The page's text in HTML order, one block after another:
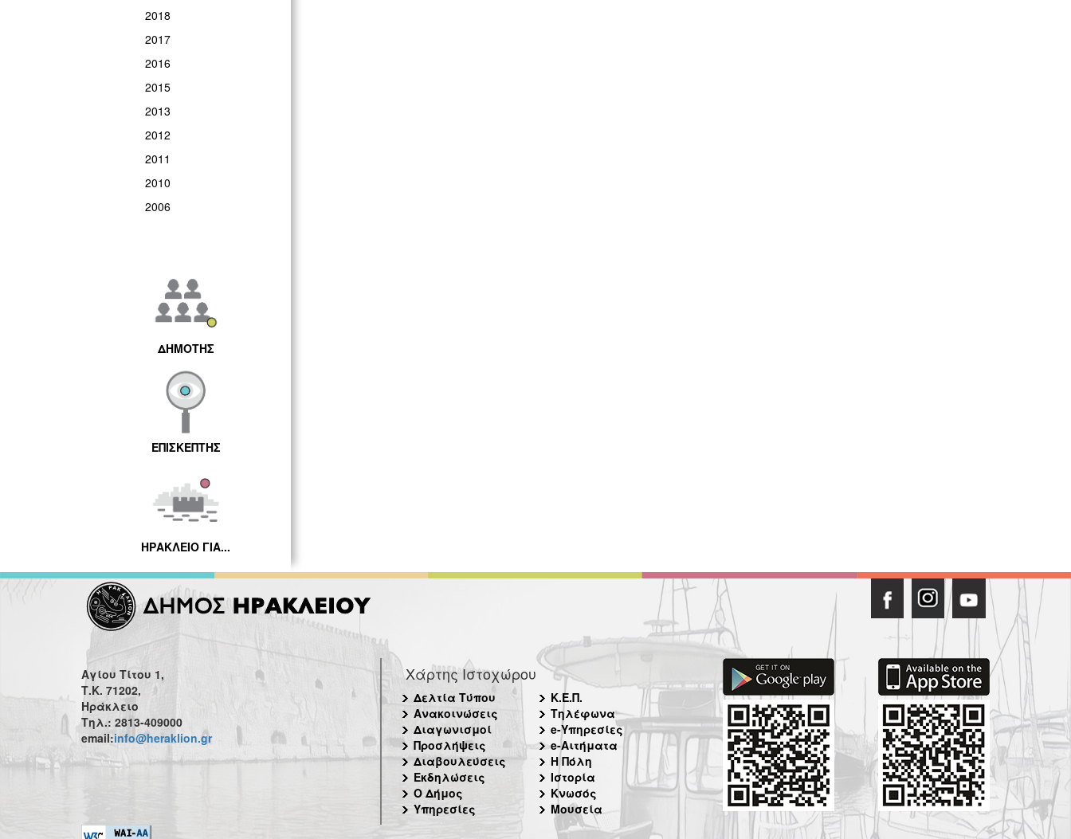
2018
2017
2016
2015
2013
2012
2011
2010
2006
ΔΗΜΟΤΗΣ
ΕΠΙΣΚΕΠΤΗΣ
ΗΡΑΚΛΕΙΟ ΓΙΑ...
Αγίου Τίτου 1,
Τ.Κ. 71202,
Ηράκλειο
Τηλ.: 2813-409000
email:info@heraklion.gr
Χάρτης Ιστοχώρου
Δελτία Τύπου
Ανακοινώσεις
Διαγωνισμοί
Προσλήψεις
Διαβουλεύσεις
Εκδηλώσεις
Ο Δήμος
Υπηρεσίες
Κ.Ε.Π.
Τηλέφωνα
e-Υπηρεσίες
e-Αιτήματα
Η Πόλη
Ιστορία
Κνωσός
Μουσεία